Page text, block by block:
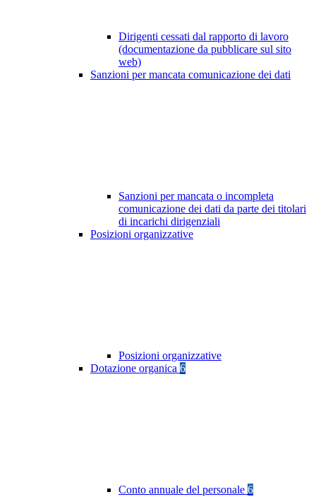
Dirigenti cessati dal rapporto di lavoro
(documentazione da pubblicare sul sito
web)
Sanzioni per mancata comunicazione dei dati
Sanzioni per mancata o incompleta
comunicazione dei dati da parte dei titolari
di incarichi dirigenziali
Posizioni organizzative
Posizioni organizzative
Dotazione organica 6
Conto annuale del personale 6